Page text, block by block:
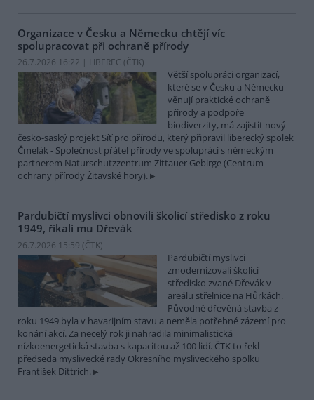
Organizace v Česku a Německu chtějí víc
spolupracovat při ochraně přírody
26.7.2026 16:22 | LIBEREC (ČTK)
Větší spolupráci organizací,
které se v Česku a Německu
věnují praktické ochraně
přírody a podpoře
biodiverzity, má zajistit nový
česko-saský projekt Síť pro přírodu, který připravil liberecký spolek
Čmelák - Společnost přátel přírody ve spolupráci s německým
partnerem Naturschutzzentrum Zittauer Gebirge (Centrum
ochrany přírody Žitavské hory).
Pardubičtí myslivci obnovili školicí středisko z roku
1949, říkali mu Dřevák
26.7.2026 15:59 (ČTK)
Pardubičtí myslivci
zmodernizovali školicí
středisko zvané Dřevák v
areálu střelnice na Hůrkách.
Původně dřevěná stavba z
roku 1949 byla v havarijním stavu a neměla potřebné zázemí pro
konání akcí. Za necelý rok ji nahradila minimalistická
nízkoenergetická stavba s kapacitou až 100 lidí. ČTK to řekl
předseda myslivecké rady Okresního mysliveckého spolku
František Dittrich.